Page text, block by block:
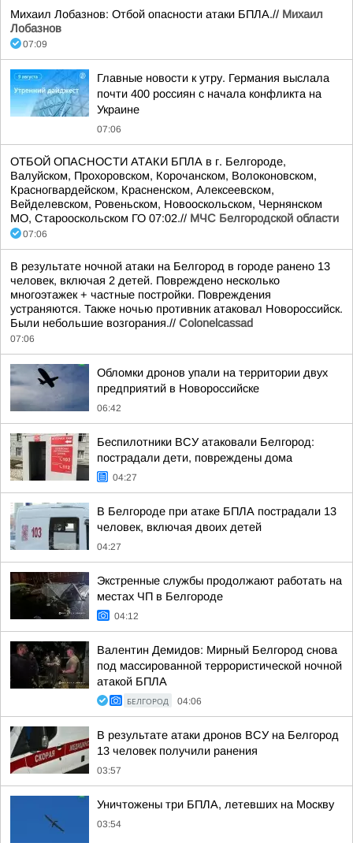
Михаил Лобазнов: Отбой опасности атаки БПЛА.// Михаил
Лобазнов
07:09
Главные новости к утру. Германия выслала
почти 400 россиян с начала конфликта на
Украине
07:06
ОТБОЙ ОПАСНОСТИ АТАКИ БПЛА в г. Белгороде,
Валуйском, Прохоровском, Корочанском, Волоконовском,
Красногвардейском, Красненском, Алексеевском,
Вейделевском, Ровеньском, Новооскольском, Чернянском
МО, Старооскольском ГО 07:02.// МЧС Белгородской области
07:06
В результате ночной атаки на Белгород в городе ранено 13
человек, включая 2 детей. Повреждено несколько
многоэтажек + частные постройки. Повреждения
устраняются. Также ночью противник атаковал Новороссийск.
Были небольшие возгорания.// Colonelcassad
07:06
Обломки дронов упали на территории двух
предприятий в Новороссийске
06:42
Беспилотники ВСУ атаковали Белгород:
пострадали дети, повреждены дома
04:27
В Белгороде при атаке БПЛА пострадали 13
человек, включая двоих детей
04:27
Экстренные службы продолжают работать на
местах ЧП в Белгороде
04:12
Валентин Демидов: Мирный Белгород снова
под массированной террористической ночной
атакой БПЛА
БЕЛГОРОД 04:06
В результате атаки дронов ВСУ на Белгород
13 человек получили ранения
03:57
Уничтожены три БПЛА, летевших на Москву
03:54